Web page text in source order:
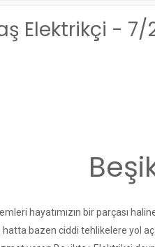
Elektrikçi -
hayatımızın bir parçası
bazen ciddi tehlikelere yol